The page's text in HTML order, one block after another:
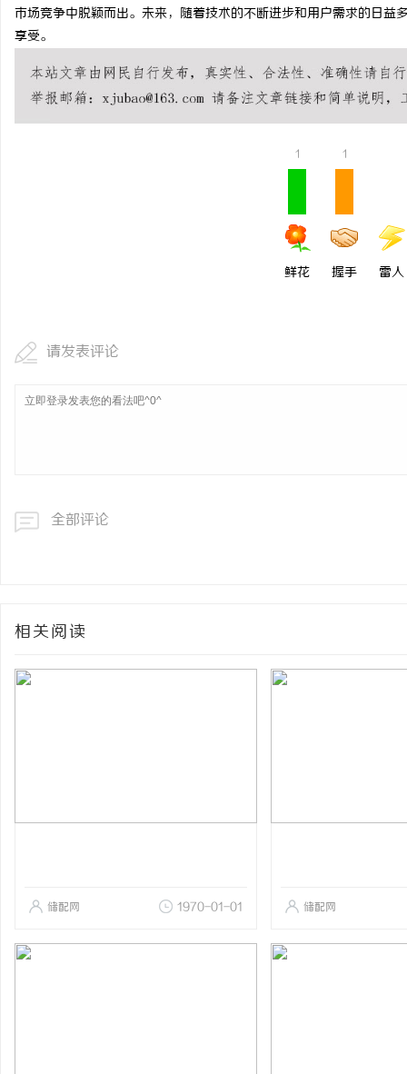
市场竞争中脱颖而出。未来，随着技术的不断进步和用户需求的日
享受。
1
鲜花
1
握手 雷人
请发表评论
全部评论
相关阅读
储配网 1970-01-01 储配网
武汉配眼镜 上海配眼镜